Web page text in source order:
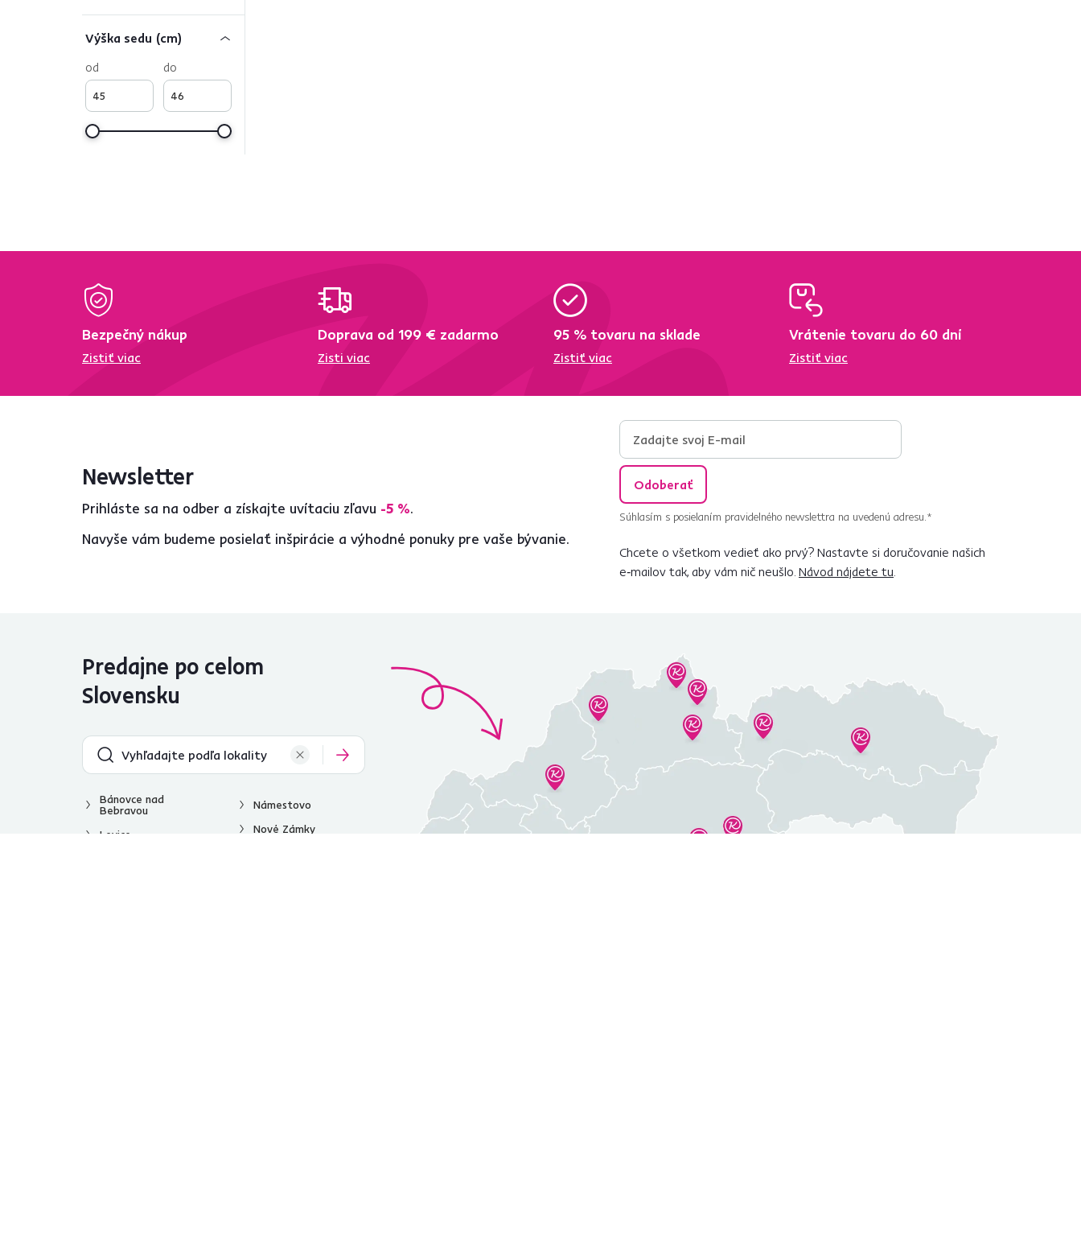
Výška sedu (cm)
od
do
Bezpečný nákup
Zistiť viac
Doprava od 199 € zadarmo
Zisti viac
95 % tovaru na sklade
Zistiť viac
Vrátenie tovaru do 60 dní
Zistiť viac
Newsletter
Prihláste sa na odber a získajte uvítaciu zľavu -5 %.
Navyše vám budeme posielať inšpirácie a výhodné ponuky pre vaše bývanie.
Odoberať
Súhlasím s posielaním pravidelného newslettra na uvedenú adresu.*
Chcete o všetkom vedieť ako prvý? Nastavte si doručovanie našich
e‑mailov tak, aby vám nič neušlo. Návod nájdete tu
Predajne po celom
Slovensku
Bánovce nad
Bebravou
Levice
Námestovo
Nové Zámky